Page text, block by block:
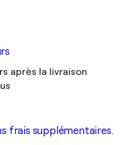
après la livraison
frais supplémentaires.